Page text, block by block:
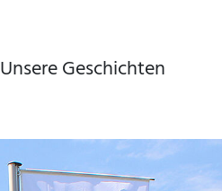
Unsere Geschichten